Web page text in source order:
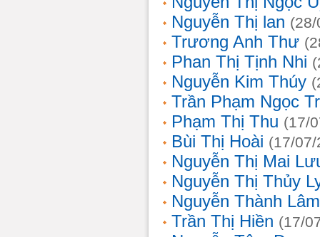
Nguyễn Thị lan
Trương Anh Thư
Phan Thị Tịnh Nhi
Nguyễn Kim Thúy
Trần Phạm Ngọc
Phạm Thị Thu (17/
Bùi Thị Hoài (17/
Nguyễn Thị Mai
Nguyễn Thị Thủy
Nguyễn Thành Lâm
Trần Thị Hiền (17/